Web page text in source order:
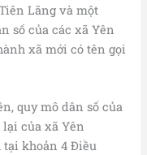
Lãng và một
số của các xã Yên
xã mới có tên gọi
quy mô dân số của
của xã Yên
tại khoản 4 Điều